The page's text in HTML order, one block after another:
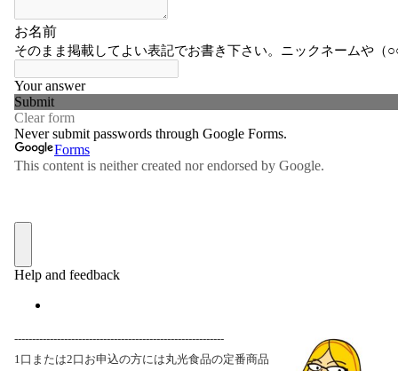
-----------------------------------------------------------
1口または2口お申込の方には丸光食品の定番商品